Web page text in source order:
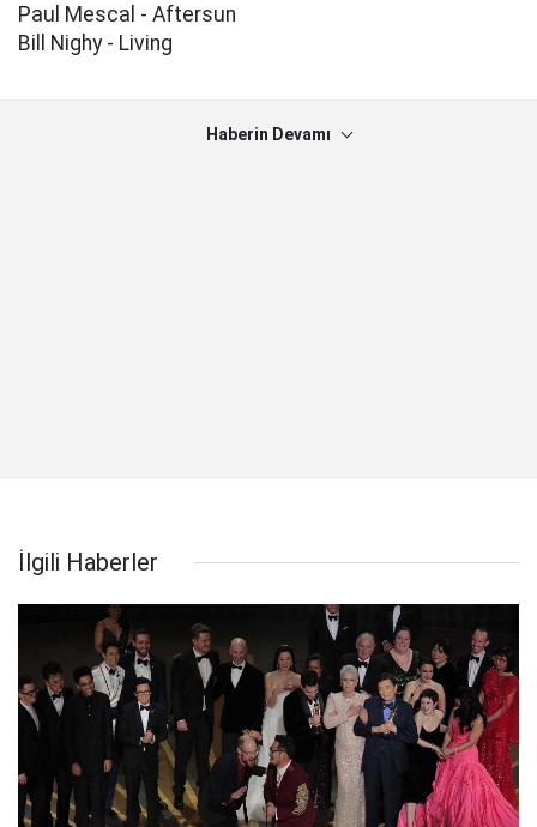
Paul Mescal - Aftersun
Bill Nighy - Living
Haberin Devamı
İlgili Haberler